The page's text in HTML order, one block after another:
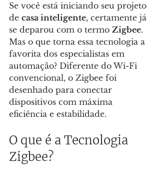
Se você está iniciando seu projeto
de casa inteligente, certamente já
se deparou com o termo Zigbee.
Mas o que torna essa tecnologia a
favorita dos especialistas em
automação? Diferente do Wi-Fi
convencional, o Zigbee foi
desenhado para conectar
dispositivos com máxima
eficiência e estabilidade.
O que é a Tecnologia
Zigbee?